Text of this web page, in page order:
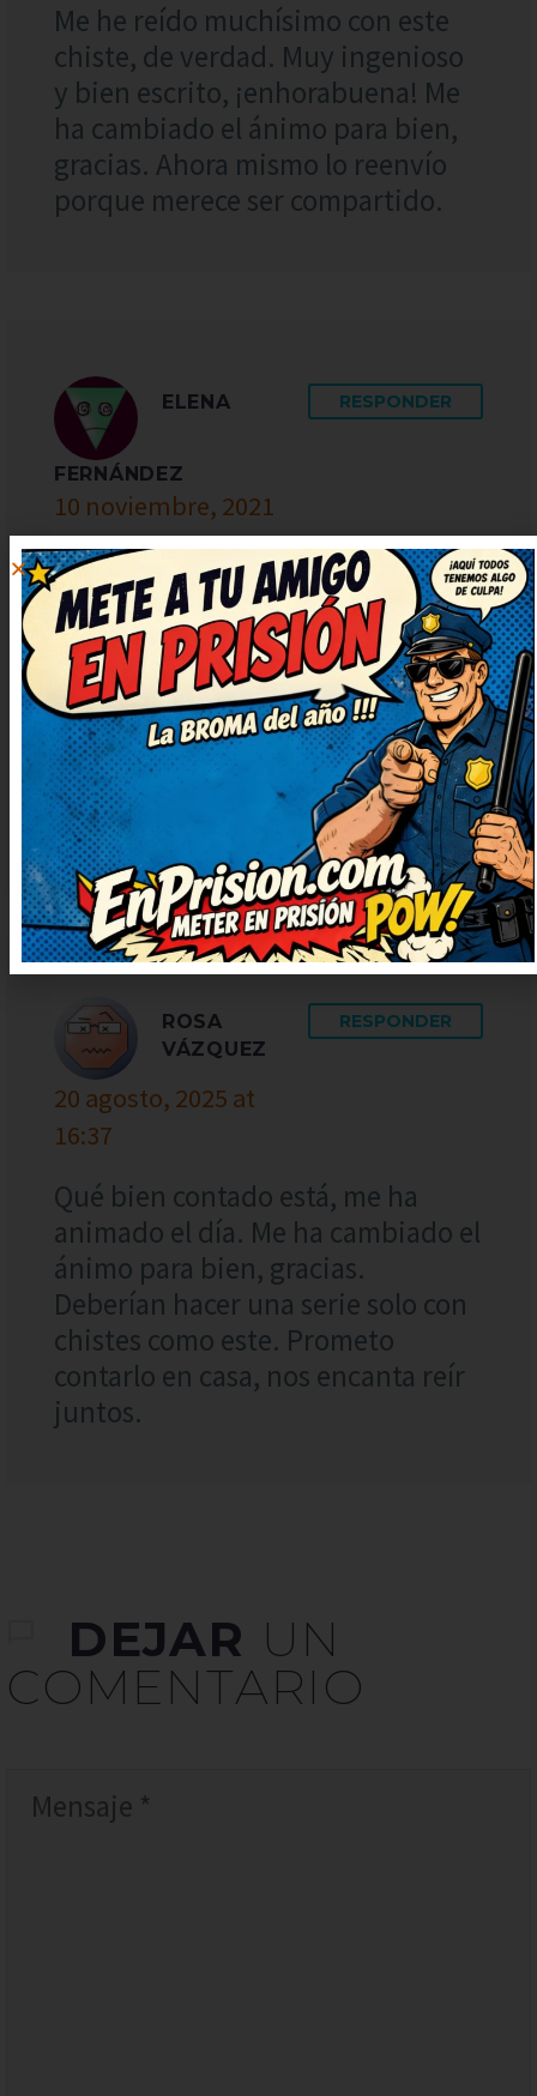
Me he reído muchísimo con este
chiste, de verdad. Muy ingenioso
y bien escrito, ¡enhorabuena! Me
ha cambiado el ánimo para bien,
gracias. Ahora mismo lo reenvío
porque merece ser compartido.
ELENA
FERNÁNDEZ
10 noviembre, 2021
at 14:50
RESPONDER
Me he reído muchísimo con este
chiste, de verdad. Lo voy a
compartir con mis amigos para
que se rían también. Me quedo
con la ocurrencia final, es genial.
Humor del bueno, con gracia y sin
ofender a nadie.
ROSA
VÁZQUEZ
20 agosto, 2025 at
16:37
RESPONDER
Qué bien contado está, me ha
animado el día. Me ha cambiado el
ánimo para bien, gracias.
Deberían hacer una serie solo con
chistes como este. Prometo
contarlo en casa, nos encanta reír
juntos.
DEJAR UN
COMENTARIO